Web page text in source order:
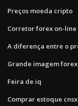
Preços moeda cripto
Corretor forex on-
A diferença entre o
Grande imagem
Feira de iq
Comprar estoque cnsx